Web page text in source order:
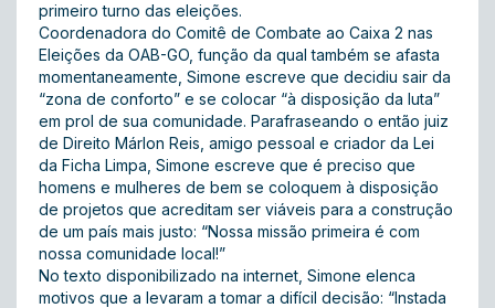
primeiro turno das eleições.
Coordenadora do Comitê de Combate ao Caixa 2 nas
Eleições da OAB-GO, função da qual também se afasta
momentaneamente, Simone escreve que decidiu sair da
“zona de conforto” e se colocar “à disposição da luta”
em prol de sua comunidade. Parafraseando o então juiz
de Direito Márlon Reis, amigo pessoal e criador da Lei
da Ficha Limpa, Simone escreve que é preciso que
homens e mulheres de bem se coloquem à disposição
de projetos que acreditam ser viáveis para a construção
de um país mais justo: “Nossa missão primeira é com
nossa comunidade local!”
No texto disponibilizado na internet, Simone elenca
motivos que a levaram a tomar a difícil decisão: “Instada